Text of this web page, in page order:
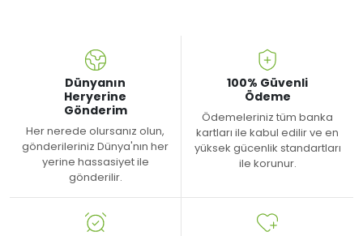
Dünyanın
Heryerine
Gönderim
Her nerede olursanız olun,
gönderileriniz Dünya'nın her
yerine hassasiyet ile
gönderilir.
100% Güvenli
Ödeme
Ödemeleriniz tüm banka
kartları ile kabul edilir ve en
yüksek gücenlik standartları
ile korunur.